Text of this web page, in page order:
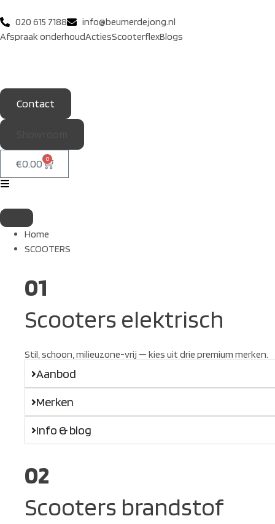
020 615 7188
info@beumerdejong.nl
Afspraak onderhoudActiesScooterflexBlogs
Contact
€0.00 0
Home
SCOOTERS
01
Scooters elektrisch
Stil, schoon, milieuzone-vrij — kies uit drie premium merken.
Aanbod
Merken
Info & blog
02
Scooters brandstof